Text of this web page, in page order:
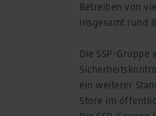
Betreiben von
insgesamt rund
Die SSP-
ein weiterer
Store im